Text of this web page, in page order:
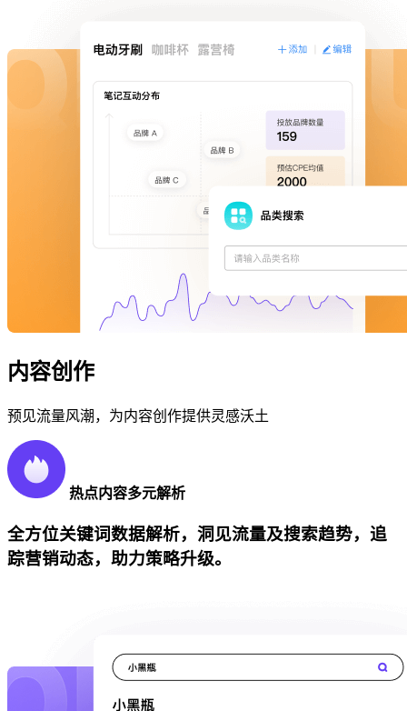
内容创作
预见流量风潮，为内容创作提供灵感沃土
热点内容多元解析
全方位关键词数据解析，洞见流量及搜索趋势，追
踪营销动态，助力策略升级。